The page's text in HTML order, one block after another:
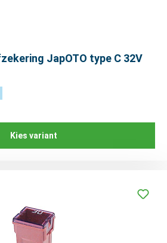
JapOTO type C 32V
Kies variant